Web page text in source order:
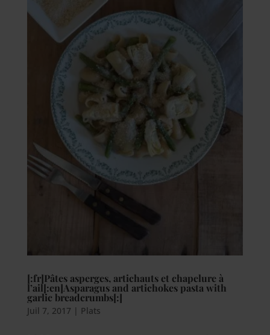
[:fr]Pâtes asperges, artichauts et chapelure à
l’ail[:en]Asparagus and artichokes pasta with
garlic breadcrumbs[:]
Juil 7, 2017 | Plats